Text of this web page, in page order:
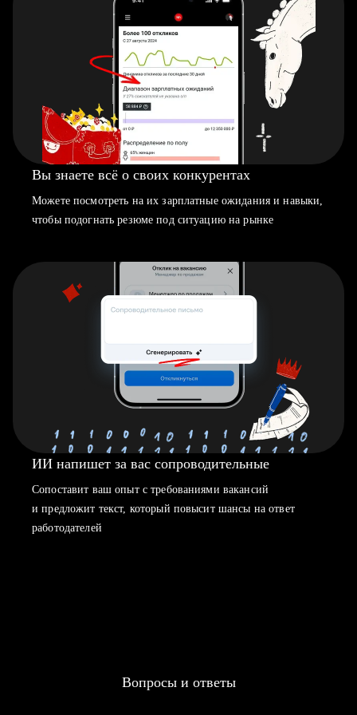
Вы знаете всё о своих конкурентах
Можете посмотреть на их зарплатные ожидания и навыки,
чтобы подогнать резюме под ситуацию на рынке
ИИ напишет за вас сопроводительные
Сопоставит ваш опыт с требованиями вакансий
и предложит текст, который повысит шансы на ответ
работодателей
Вопросы и ответы